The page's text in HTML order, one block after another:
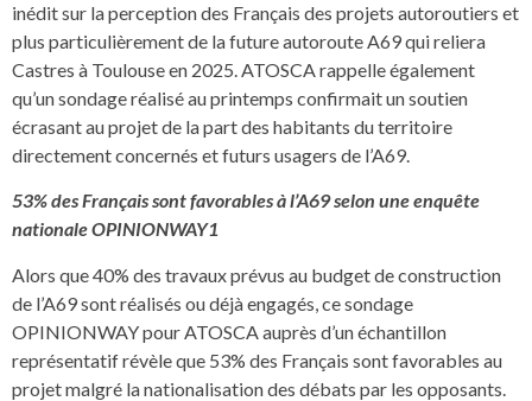
inédit sur la perception des Français des projets autoroutiers et
plus particulièrement de la future autoroute A69 qui reliera
Castres à Toulouse en 2025. ATOSCA rappelle également
qu’un sondage réalisé au printemps confirmait un soutien
écrasant au projet de la part des habitants du territoire
directement concernés et futurs usagers de l’A69.
53% des Français sont favorables à l’A69 selon une enquête
nationale OPINIONWAY1
Alors que 40% des travaux prévus au budget de construction
de l’A69 sont réalisés ou déjà engagés, ce sondage
OPINIONWAY pour ATOSCA auprès d’un échantillon
représentatif révèle que 53% des Français sont favorables au
projet malgré la nationalisation des débats par les opposants.